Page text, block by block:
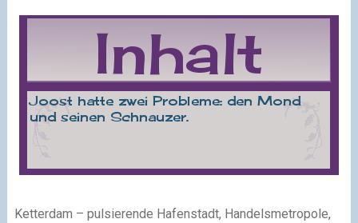
Ketterdam – pulsierende Hafenstadt, Handelsmetropole,